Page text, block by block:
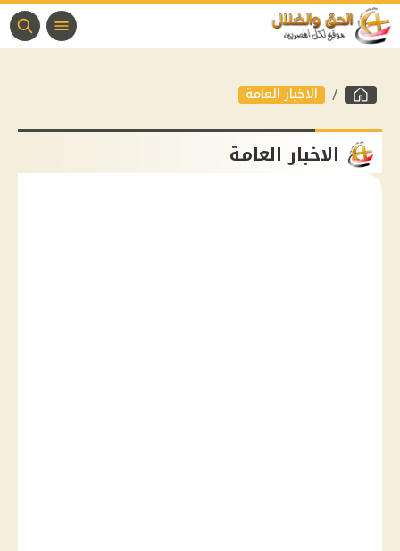
الاخبار العامة
الاخبار العامة